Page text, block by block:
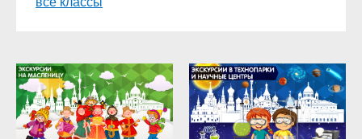
9 класс